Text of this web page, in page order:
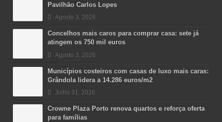
Pavilhão Carlos Lopes
Agosto 3, 2026
Concelhos mais caros para comprar casa: sete já
atingem os 750 mil euros
Agosto 3, 2026
Municípios costeiros com casas de luxo mais caras:
Grândola lidera a 14.286 euros/m2
Julho 31, 2026
Crowne Plaza Porto renova quartos e reforça oferta
para famílias